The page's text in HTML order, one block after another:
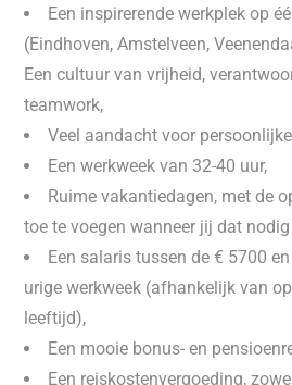
Een inspirerende werkplek op
(Eindhoven, Amstelveen,
Een cultuur van vrijheid,
teamwork,
Veel aandacht voor
Een werkweek van 32-40 uur,
Ruime vakantiedagen, met de
toe te voegen wanneer jij dat
Een salaris tussen de € 5700
urige werkweek (afhankelijk van
leeftijd),
Een mooie bonus- en
Een reiskostenvergoeding,